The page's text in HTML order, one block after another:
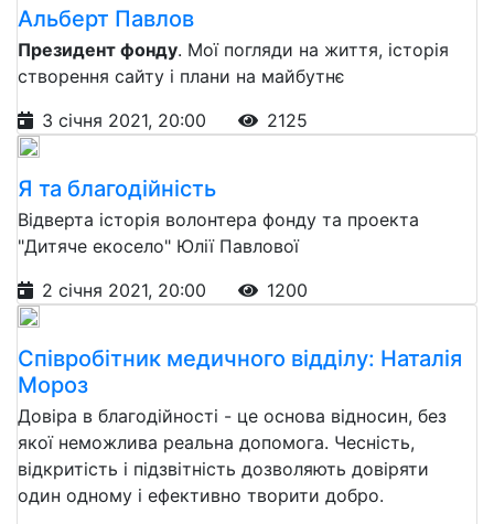
Альберт Павлов
Президент фонду. Мої погляди на життя, історія
створення сайту і плани на майбутнє
3 січня 2021, 20:00
2125
Я та благодійність
Відверта історія волонтера фонду та проекта
"Дитяче екосело" Юлії Павлової
2 січня 2021, 20:00
1200
Співробітник медичного відділу: Наталія
Мороз
Довіра в благодійності - це основа відносин, без
якої неможлива реальна допомога. Чесність,
відкритість і підзвітність дозволяють довіряти
один одному і ефективно творити добро.